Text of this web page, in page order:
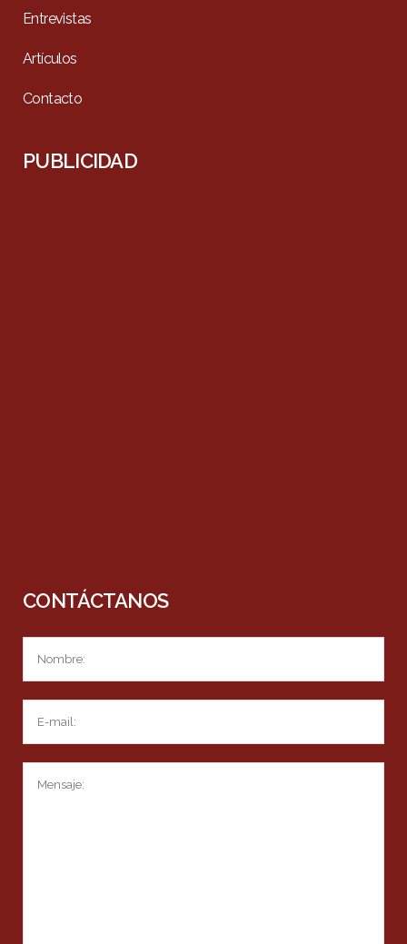
Entrevistas
Artículos
Contacto
PUBLICIDAD
CONTÁCTANOS